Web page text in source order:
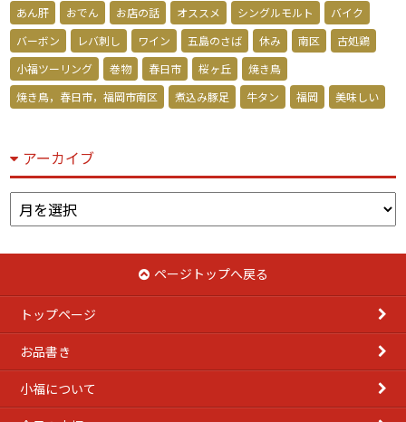
あん肝 おでん お店の話 オススメ シングルモルト
バイク
バーボン
レバ刺し ワイン 五島のさば 休み 南区
古処鶏
小福ツーリング
巻物 春日市 桜ヶ丘
焼き鳥
焼き鳥，春日市，福岡市南区
煮込み豚足 牛タン 福岡 美味しい
アーカイブ
ア
ー
ブ
ページトップへ戻る
トップページ
お品書き
小福について